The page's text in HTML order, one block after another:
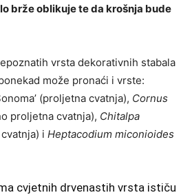
brže oblikuje te da krošnja bude
vrsta dekorativnih stabala
može pronaći i vrste:
(proljetna cvatnja), Cornus
proljetna cvatnja), Chitalpa
i Heptacodium miconioides
cvjetnih drvenastih vrsta ističu